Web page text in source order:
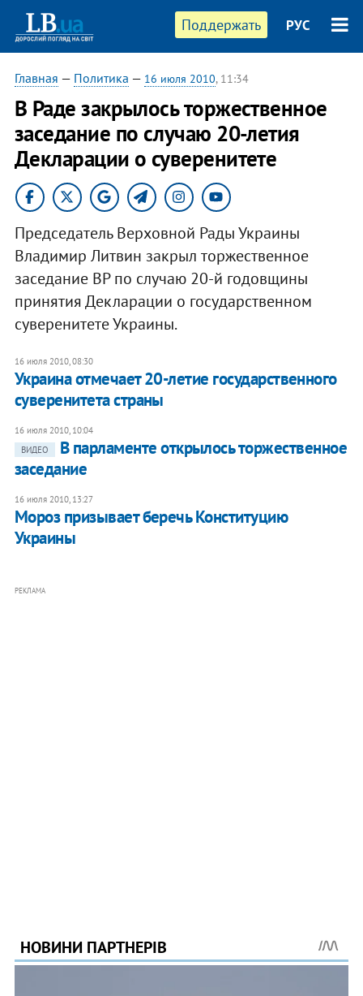
Поддержать РУС
Главная — Политика — 16 июля 2010, 11:34
В Раде закрылось торжественное
заседание по случаю 20-летия
Декларации о суверенитете
Председатель Верховной Рады Украины
Владимир Литвин закрыл торжественное
заседание ВР по случаю 20-й годовщины
принятия Декларации о государственном
суверенитете Украины.
16 июля 2010, 08:30
Украина отмечает 20-летие государственного
суверенитета страны
16 июля 2010, 10:04
ВИДЕО
В парламенте открылось торжественное
заседание
16 июля 2010, 13:27
Мороз призывает беречь Конституцию
Украины
РЕКЛАМА